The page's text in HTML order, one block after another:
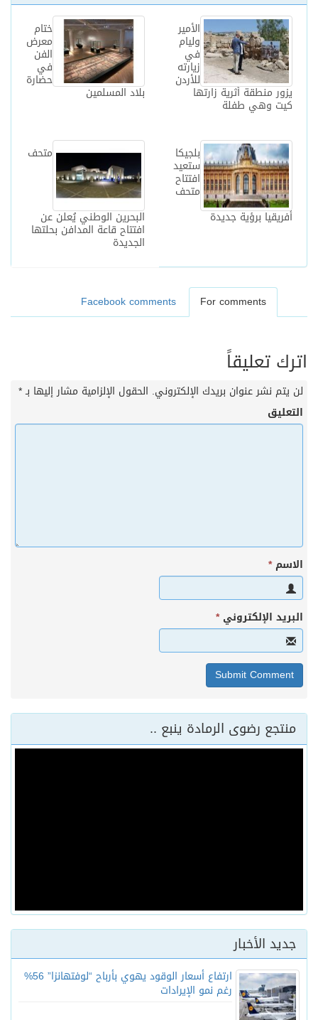
ختام
معرض
الفن
في
حضارة
بلاد المسلمين
الأمير
وليام
في
زيارته
للأردن
يزور منطقة أثرية زارتها
كيت وهي طفلة
متحف
البحرين الوطني يُعلن عن
افتتاح قاعة المدافن بحلتها
الجديدة
بلجيكا
ستعيد
افتتاح
متحف
أفريقيا برؤية جديدة
For comments
Facebook comments
اترك تعليقاً
لن يتم نشر عنوان بريدك الإلكتروني. الحقول الإلزامية مشار إليها بـ*
التعليق
الاسم*
البريد الإلكتروني*
منتجع رضوى الرمادة ينبع ..
جديد الأخبار
ارتفاع أسعار الوقود يهوي بأرباح “لوفتهانزا” 56%
رغم نمو الإيرادات